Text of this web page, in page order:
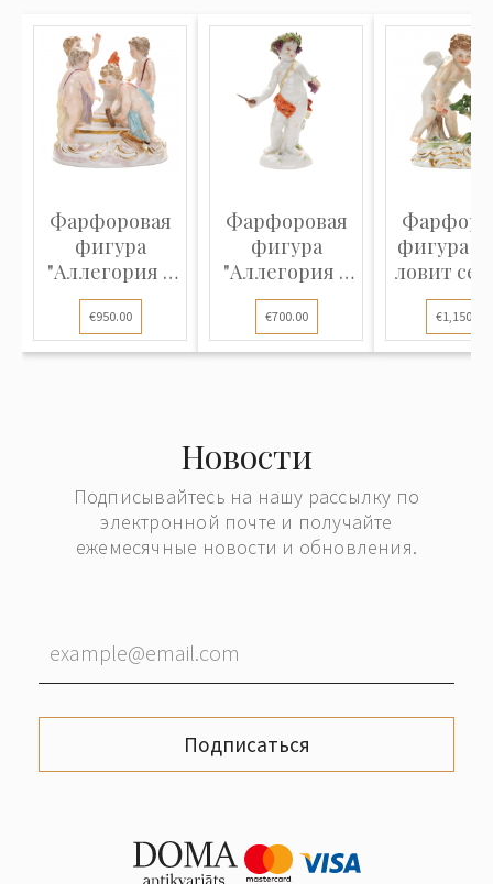
Фарфоровая
фигура
"Аллегория -
Зима"
€950.00
Фарфоровая
фигура
"Аллегория -
Осень"
€700.00
фигура
ловит
€1,150.00
Новости
Подписывайтесь на нашу рассылку по
электронной почте и получайте
ежемесячные новости и обновления.
Подписаться